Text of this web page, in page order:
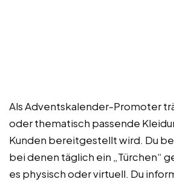
Als Adventskalender-Promoter
oder thematisch passende
Kunden bereitgestellt wird. Du
bei denen täglich ein „Türchen“
es physisch oder virtuell. Du